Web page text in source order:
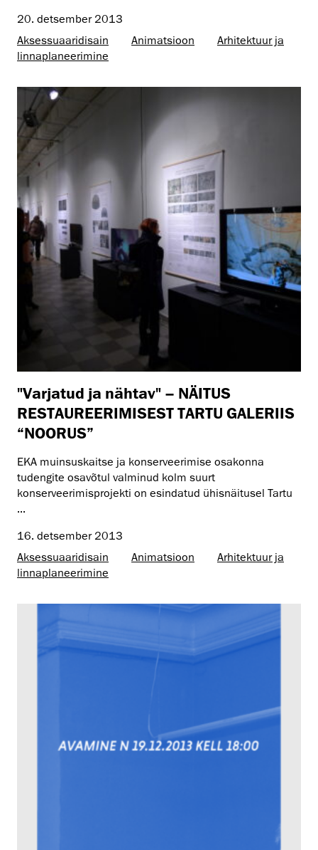
20. detsember 2013
Aksessuaaridisain
Animatsioon
Arhitektuur ja
linnaplaneerimine
"Varjatud ja nähtav" – NÄITUS
RESTAUREERIMISEST TARTU GALERIIS
“NOORUS”
EKA muinsuskaitse ja konserveerimise osakonna
tudengite osavõtul valminud kolm suurt
konserveerimisprojekti on esindatud ühisnäitusel Tartu
...
16. detsember 2013
Aksessuaaridisain
Animatsioon
Arhitektuur ja
linnaplaneerimine